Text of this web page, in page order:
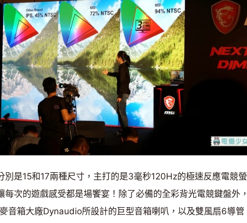
別是15和17兩種尺寸，主打的是3毫秒120Hz的極速反應電競螢
每次的遊戲感受都是場饗宴！除了必備的全彩背光電競鍵盤外，
音箱大廠Dynaudio所設計的巨型音箱喇叭，以及雙風扇6導管